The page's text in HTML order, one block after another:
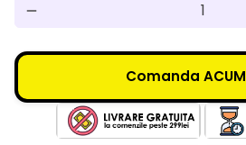
remove
Comanda ACUM